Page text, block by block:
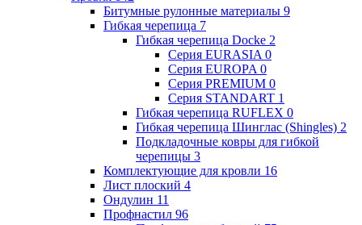
Битумные рулонные материалы 9
Гибкая черепица 7
Гибкая черепица Docke 2
Серия EURASIA 0
Серия EUROPA 0
Серия PREMIUM 0
Серия STANDART 1
Гибкая черепица RUFLEX 0
Гибкая черепица Шинглас (Shingles) 2
Подкладочные ковры для гибкой
черепицы 3
Комплектующие для кровли 16
Лист плоский 4
Ондулин 11
Профнастил 96